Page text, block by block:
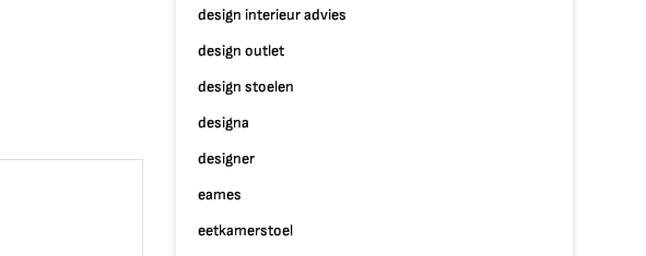
design interieur advies
design outlet
design stoelen
designa
designer
eames
eetkamerstoel